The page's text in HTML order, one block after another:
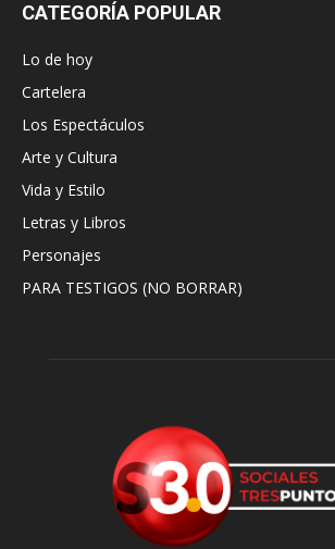
CATEGORÍA POPULAR
Lo de hoy
Cartelera
Los Espectáculos
Arte y Cultura
Vida y Estilo
Letras y Libros
Personajes
PARA TESTIGOS (NO BORRAR)